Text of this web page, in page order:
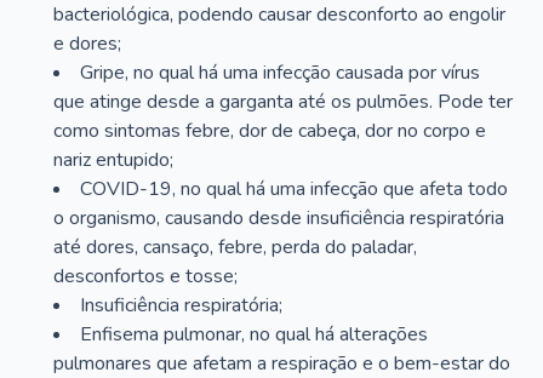
bacteriológica, podendo causar desconforto ao engolir
e dores;
Gripe, no qual há uma infecção causada por vírus
que atinge desde a garganta até os pulmões. Pode ter
como sintomas febre, dor de cabeça, dor no corpo e
nariz entupido;
COVID-19, no qual há uma infecção que afeta todo
o organismo, causando desde insuficiência respiratória
até dores, cansaço, febre, perda do paladar,
desconfortos e tosse;
Insuficiência respiratória;
Enfisema pulmonar, no qual há alterações
pulmonares que afetam a respiração e o bem-estar do